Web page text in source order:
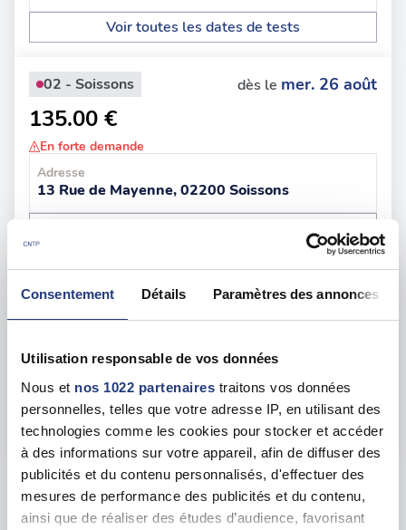
Consentement Détails Paramètres des annonces
Utilisation responsable de vos données
Nous et nos 1022 partenaires traitons vos données
personnelles, telles que votre adresse IP, en utilisant des
technologies comme les cookies pour stocker et accéder
à des informations sur votre appareil, afin de diffuser des
publicités et du contenu personnalisés, d'effectuer des
mesures de performance des publicités et du contenu,
ainsi que de réaliser des études d’audience, favorisant
Voir toutes les dates de tests
02 - Soissons dès le mer. 26 août
135.00 €
En forte demande
Adresse
13 Rue de Mayenne, 02200 Soissons
02 - Laon dès le ven. 04 septembre
100.00 €
1 Pl. Saint-Julien, 02000 Laon
Voir toutes les dates de tests
Les tests sur les départements voisins